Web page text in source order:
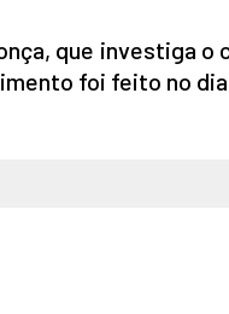
que investiga
foi feito no dia